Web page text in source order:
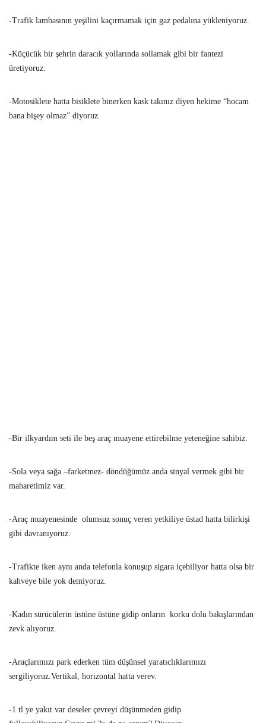
-Trafik lambasının yeşilini kaçırmamak için gaz pedalına yükleniyoruz.
-Küçücük bir şehrin daracık yollarında sollamak gibi bir fantezi
üretiyoruz.
-Motosiklete hatta bisiklete binerken kask takınız diyen hekime “hocam
bana bişey olmaz” diyoruz.
-Bir ilkyardım seti ile beş araç muayene ettirebilme yeteneğine sahibiz.
-Sola veya sağa –farketmez- döndüğümüz anda sinyal vermek gibi bir
maharetimiz var.
-Araç muayenesinde olumsuz sonuç veren yetkiliye üstad hatta bilirkişi
gibi davranıyoruz.
-Trafikte iken aynı anda telefonla konuşup sigara içebiliyor hatta olsa bir
kahveye bile yok demiyoruz.
-Kadın sürücülerin üstüne üstüne gidip onların korku dolu bakışlarından
zevk alıyoruz.
-Araçlarımızı park ederken tüm düşünsel yaratıclıklarımızı
sergiliyoruz.Vertikal, horizontal hatta verev.
-1 tl ye yakıt var deseler çevreyi düşünmeden gidip